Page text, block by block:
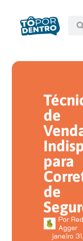
de
para
de
Por
Agger
janeiro